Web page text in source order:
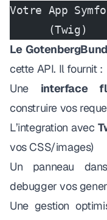
Votre App
(Twig)
Le
cette API. Il fournit :
Une interface
construire vos
L’integration avec
vos CSS/images)
Un panneau
debugger vos
Une gestion